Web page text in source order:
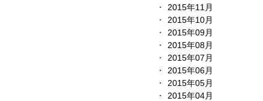
2015年11月
2015年10月
2015年09月
2015年08月
2015年07月
2015年06月
2015年05月
2015年04月